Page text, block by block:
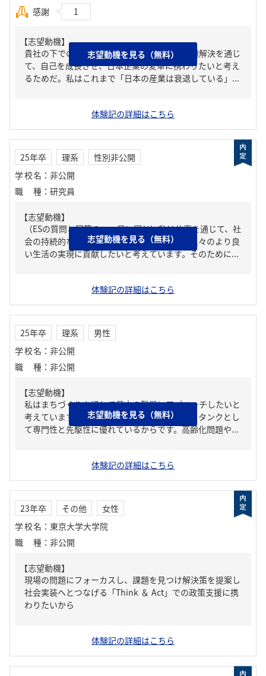
感謝
1
【志望動機】
貴社の下での多種多様なクライアントへの課題解決を通じ
て、自己を成長させ、日本企業の変革に携わりたいと考え
るためだ。私はこれまで「日本の産業は衰退している」...
体験記の詳細はこちら
志望動機を見る（無料）
25年卒 理系
性別非公開
学校名 ： 非公開
職種 ： 研究員
【志望動機】
（ESの質問と回答の一つ目に同じ）私は仕事を通じて、社
会の持続的な発展と、それに伴うより多くの人々のより良
い生活の実現に貢献したいと考えています。そのために...
体験記の詳細はこちら
志望動機を見る（無料）
25年卒 理系
男性
学校名 ： 非公開
職種 ： 非公開
【志望動機】
私はまちづくりを通して日本の難題にアプローチしたいと
考えています。貴社を志望する理由は、シンクタンクとし
て専門性と先駆性に優れているからです。高齢化問題や...
体験記の詳細はこちら
志望動機を見る（無料）
23年卒 その他
女性
学校名 ： 東京大学大学院
職種 ： 非公開
【志望動機】
現場の問題にフォーカスし、課題を見つけ解決策を提案し
社会実装へとつなげる「Think ＆ Act」での政策支援に携
わりたいから
体験記の詳細はこちら